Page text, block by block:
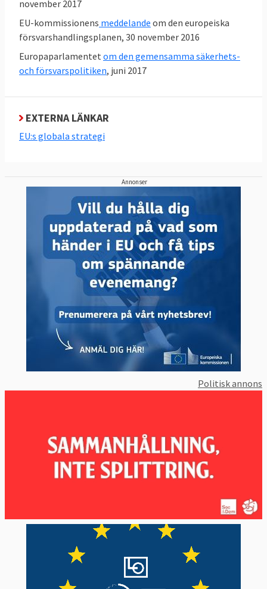
2004 och har till uppgift att stödja
medlemsländerna och förbättra EU:s
försvarskapacitet på krishanteringsområdet
och främja den europeiska säkerhets- och
4. Vad är EU:s militära kommitté?
EUMC, är det högsta militära organet inom
rådet som leder all militär verksamhet inom
EU. Kommittén består av EU-ländernas
överbefälhavare och planerar och genomför
militära uppdrag och insatser inom EU:s
gemensamma säkerhets- och
försvarspolitik, GSFP. EUMC bidrar med
militär sakkunskap till Kommittén för
utrikes- och säkerhetspolitik (Kusp) som
samlar EU-ländernas speciella Kusp-
ambassadörer och EU:s utrikeschef.
ingår i EU:s utrikestjänst och bistår EU:s
utrikeschef med militär kompetens.
Här finns tre politiska nivåer och två
tjänstemannanivåer som möts i Bryssel.
Europeiska rådet, där stats- och
regeringscheferna möts, ska enligt
november 2017
EU-kommissionens meddelande om den europeiska
försvarshandlingsplanen, 30 november 2016
Europaparlamentet om den gemensamma säkerhets-
och försvarspolitiken, juni 2017
EXTERNA LÄNKAR
EU:s globala strategi
Annonser
Politisk annons